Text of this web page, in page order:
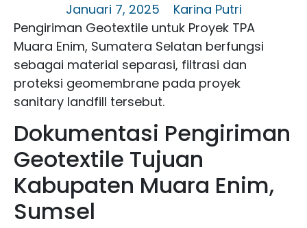
Januari 7, 2025
Karina Putri
Pengiriman Geotextile untuk Proyek TPA
Muara Enim, Sumatera Selatan berfungsi
sebagai material separasi, filtrasi dan
proteksi geomembrane pada proyek
sanitary landfill tersebut.
Dokumentasi Pengiriman
Geotextile Tujuan
Kabupaten Muara Enim,
Sumsel